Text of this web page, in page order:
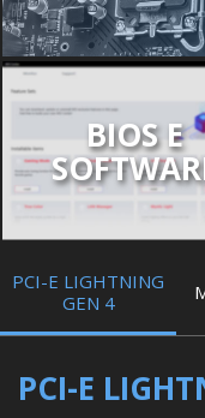
BIOS E
PCI-E LIGHTNING
GEN 4
PCI-E